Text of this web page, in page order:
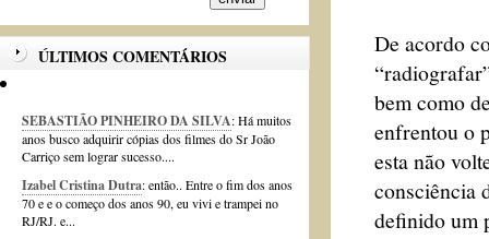
ÚLTIMOS COMENTÁRIOS
SEBASTIÃO PINHEIRO DA SILVA: Há muitos
anos busco adquirir cópias dos filmes do Sr João
Carriço sem lograr sucesso....
Izabel Cristina Dutra: então.. Entre o fim dos anos
70 e e o começo dos anos 90, eu vivi e trampei no
RJ/RJ. e...
De acordo
bem como
enfrentou o
esta não
consciência
definido um